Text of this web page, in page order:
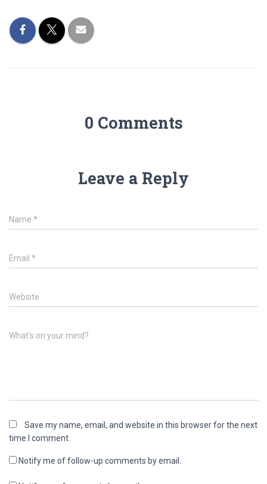
0 Comments
Leave a Reply
Name *
Email *
Website
What's on your mind?
Save my name, email, and website in this browser for the next
time I comment.
Notify me of follow-up comments by email.